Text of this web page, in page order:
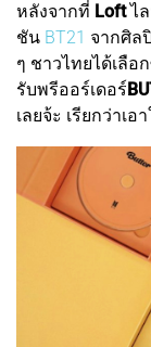
หลังจากที่ Loftไ
ชัน BT21 จากศิล
ๆ ชาวไทยได้เลือ
รับพรีออร์เดอร์
เลยจ้ะ เรียกว่าเอ